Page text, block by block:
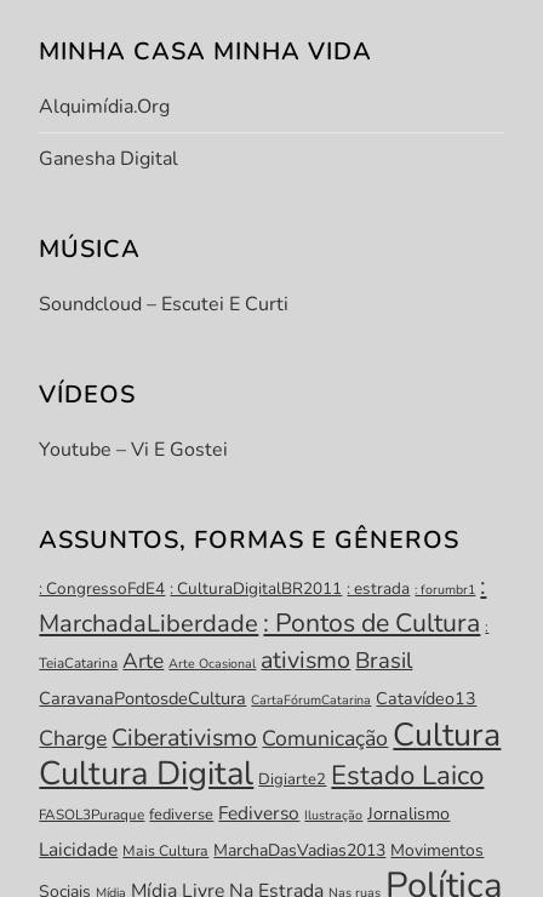
MINHA CASA MINHA VIDA
Alquimídia.org
Ganesha Digital
MÚSICA
Soundcloud – Escutei E Curti
VÍDEOS
Youtube – Vi E Gostei
ASSUNTOS, FORMAS E GÊNEROS
: CongressoFdE4 : CulturaDigitalBR2011 : estrada : forumbr1 :
MarchadaLiberdade : Pontos de Cultura :
TeiaCatarina Arte Arte Ocasional ativismoBrasil
CaravanaPontosdeCultura CartaFórumCatarina Catavídeo13
ChargeCiberativismoComunicação Cultura
Cultura Digital Digiarte2 Estado Laico
FASOL3Puraque fediverse Fediverso Ilustração Jornalismo
Laicidade Mais Cultura MarchaDasVadias2013 Movimentos
Sociais Mídia Mídia Livre Na Estrada Nas ruas Política